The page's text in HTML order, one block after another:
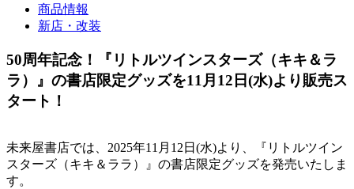
商品情報
新店・改装
50周年記念！『リトルツインスターズ（キキ＆ラ
ラ）』の書店限定グッズを11月12日(水)より販売ス
タート！
未来屋書店では、2025年11月12日(水)より、『リトルツイン
スターズ（キキ＆ララ）』の書店限定グッズを発売いたしま
す。